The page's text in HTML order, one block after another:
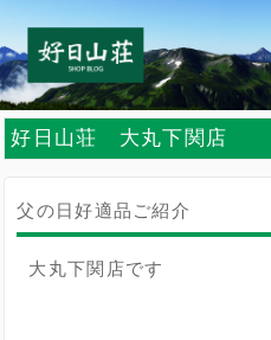
好日山荘 大丸下関店
父の日好適品ご紹介
大丸下関店です